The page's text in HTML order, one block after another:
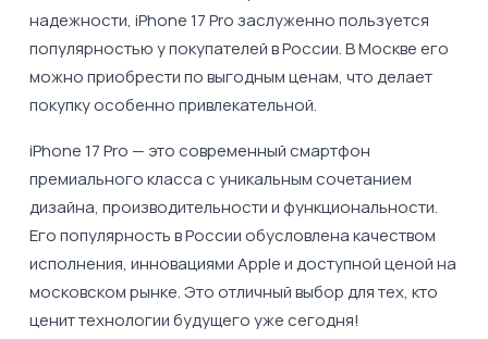
надежности, iPhone 17 Pro заслуженно пользуется
популярностью у покупателей в России. В Москве его
можно приобрести по выгодным ценам, что делает
покупку особенно привлекательной.
iPhone 17 Pro — это современный смартфон
премиального класса с уникальным сочетанием
дизайна, производительности и функциональности.
Его популярность в России обусловлена качеством
исполнения, инновациями Apple и доступной ценой на
московском рынке. Это отличный выбор для тех, кто
ценит технологии будущего уже сегодня!